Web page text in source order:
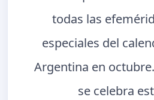
todas las
especiales del
Argentina en
se celebra